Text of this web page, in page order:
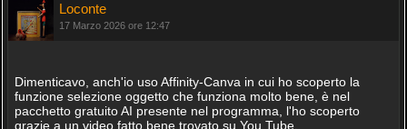
Loconte
17 Marzo 2026 ore 12:47
Dimenticavo, anch'io uso Affinity-Canva in cui ho scoperto la
funzione selezione oggetto che funziona molto bene, è nel
pacchetto gratuito AI presente nel programma, l'ho scoperto
grazie a un video fatto bene trovato su You Tube.